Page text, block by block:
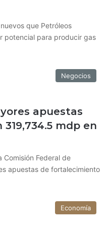
que Petróleos
potencial para producir gas
Negocios
apuestas
mdp en
Comisión Federal de
apuestas de fortalecimiento
Economía